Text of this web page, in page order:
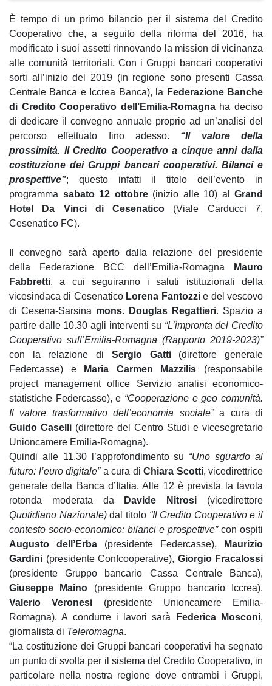
È tempo di un primo bilancio per il sistema del Credito
Cooperativo che, a seguito della riforma del 2016, ha
modificato i suoi assetti rinnovando la mission di vicinanza
alle comunità territoriali. Con i Gruppi bancari cooperativi
sorti all’inizio del 2019 (in regione sono presenti Cassa
Centrale Banca e Iccrea Banca), la Federazione Banche
di Credito Cooperativo dell’Emilia-Romagnaha deciso
di dedicare il convegno annuale proprio ad un’analisi del
percorso effettuato fino adesso. “Il valore della
prossimità. Il Credito Cooperativo a cinque anni dalla
costituzione dei Gruppi bancari cooperativi. Bilanci e
prospettive”; questo infatti il titolo dell’evento in
programma sabato 12 ottobre(inizio alle 10) al Grand
Hotel Da Vinci di Cesenatico (Viale Carducci 7,
Cesenatico FC).
Il convegno sarà aperto dalla relazione del presidente
della Federazione BCC dell’Emilia-Romagna
Mauro
Fabbretti, a cui seguiranno i saluti istituzionali della
vicesindaca di Cesenatico Lorena Fantozzie del vescovo
di Cesena-Sarsina mons. Douglas Regattieri. Spazio a
partire dalle 10.30 agli interventi su “L’impronta del Credito
Cooperativo sull’Emilia-Romagna (Rapporto 2019-2023)”
con la relazione di Sergio Gatti(direttore generale
Federcasse) e
Maria Carmen Mazzilis (responsabile
project management office Servizio analisi economico-
statistiche Federcasse), e “Cooperazione e geo comunità.
Il valore trasformativo dell’economia sociale”a cura di
Guido Caselli (direttore del Centro Studi e vicesegretario
Unioncamere Emilia-Romagna).
Quindi alle 11.30 l’approfondimento su “Uno sguardo al
futuro: l’euro digitale”a cura di Chiara Scotti, vicedirettrice
generale della Banca d’Italia. Alle 12 è prevista la tavola
rotonda moderata da
Davide Nitrosi (vicedirettore
Quotidiano Nazionale)dal titolo “Il Credito Cooperativo e il
contesto socio-economico: bilanci e prospettive”con ospiti
Augusto dell’Erba (presidente Federcasse),
Maurizio
Gardini (presidente Confcooperative), Giorgio Fracalossi
(presidente Gruppo bancario Cassa Centrale Banca),
Giuseppe Maino (presidente Gruppo bancario Iccrea),
Valerio Veronesi (presidente Unioncamere Emilia-
Romagna). A condurre i lavori sarà
Federica Mosconi,
giornalista di Teleromagna.
“La costituzione dei Gruppi bancari cooperativi ha segnato
un punto di svolta per il sistema del Credito Cooperativo, in
particolare nella nostra regione dove entrambi i Gruppi,